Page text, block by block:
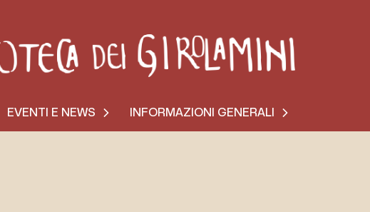
EVENTI E NEWS INFORMAZIONI GENERALI